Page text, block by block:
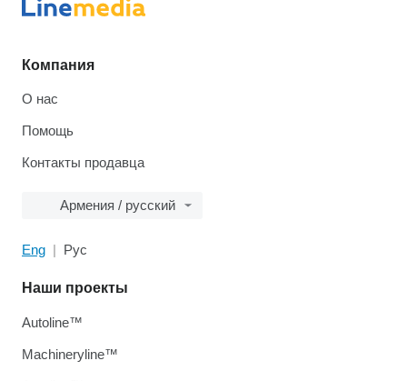
Компания
О нас
Помощь
Контакты продавца
Армения / русский
Eng Рус
Наши проекты
Autoline™
Machineryline™